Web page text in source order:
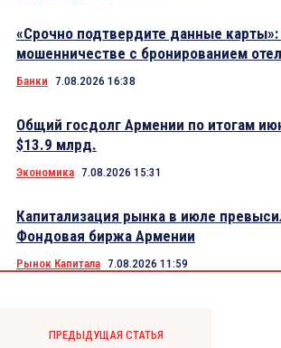
«Срочно подтвердите данные
мошенничестве с бронированием
Банки 7.08.2026 16:38
Общий госдолг Армении по итогам
$13.9 млрд.
Экономика 7.08.2026 15:31
Капитализация рынка в июле
Фондовая биржа Армении
Рынок Капитала 7.08.2026 11:59
ПРЕДЫДУЩАЯ СТАТЬЯ